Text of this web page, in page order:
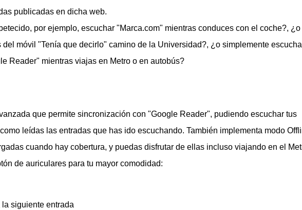
publicadas en dicha web.
por ejemplo, escuchar "Marca.com" mientras conduces con el coche?, ¿o
móvil "Tenía que decirlo" camino de la Universidad?, ¿o simplemente
Reader" mientras viajas en Metro o en autobús?
que permite sincronización con "Google Reader", pudiendo escuchar tus
leídas las entradas que has ido escuchando. También implementa modo
cuando hay cobertura, y puedas disfrutar de ellas incluso viajando en el
de auriculares para tu mayor comodidad:
siguiente entrada